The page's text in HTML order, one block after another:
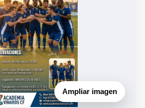
Ampliar imagen